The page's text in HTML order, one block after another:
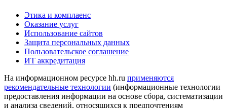
Этика и комплаенс
Оказание услуг
Использование сайтов
Защита персональных данных
Пользовательское соглашение
ИТ аккредитация
На информационном ресурсе hh.ru применяются
рекомендательные технологии (информационные технологии
предоставления информации на основе сбора, систематизации
и анализа сведений, относящихся к предпочтениям